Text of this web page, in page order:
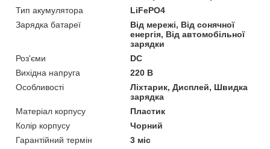
Тип акумулятора
LiFePO4
Зарядка батареї
Від мережі, Від сонячної
енергія, Від автомобільної
зарядки
Роз'єми
DC
Вихідна напруга
220 В
Особливості
Ліхтарик, Дисплей, Швидка
зарядка
Матеріал корпусу
Пластик
Колір корпусу
Чорний
Гарантійний термін
3 міс